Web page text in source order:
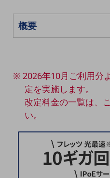
運用管理
業務支援・マーケティング
課題・ニーズで探すTOP
コミュニケーション・情報共有
マーケティング
業務効率化
※ 2026年10月ご利用分
定を実施します。
改定料金の一覧は、
い。